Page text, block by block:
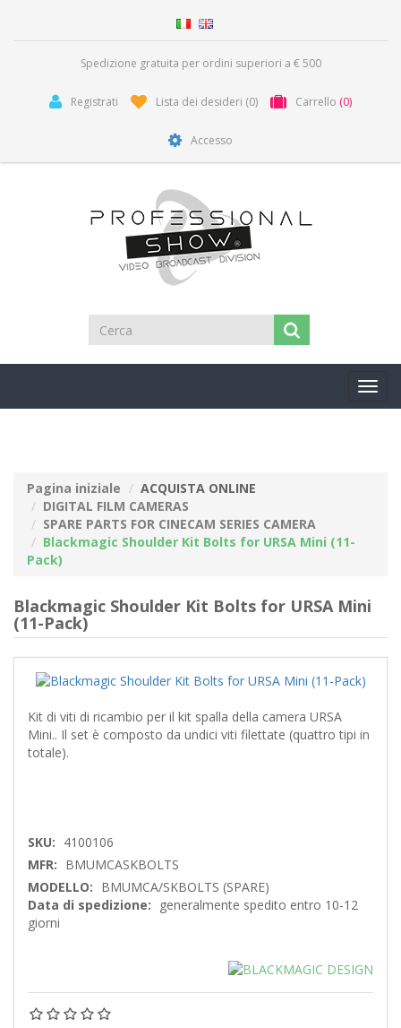
Spedizione gratuita per ordini superiori a € 500
Registrati Lista dei desideri (0) Carrello (0)
Accesso
Pagina iniziale
ACQUISTA ONLINE
DIGITAL FILM CAMERAS
SPARE PARTS FOR CINECAM SERIES CAMERA
Blackmagic Shoulder Kit Bolts for URSA Mini (11-
Pack)
Blackmagic Shoulder Kit Bolts for URSA Mini
(11-Pack)
Kit di viti di ricambio per il kit spalla della camera URSA
Mini.. Il set è composto da undici viti filettate (quattro tipi in
totale).
SKU: 4100106
MFR: BMUMCASKBOLTS
MODELLO: BMUMCA/SKBOLTS (SPARE)
Data di spedizione:
generalmente spedito entro 10-12
giorni